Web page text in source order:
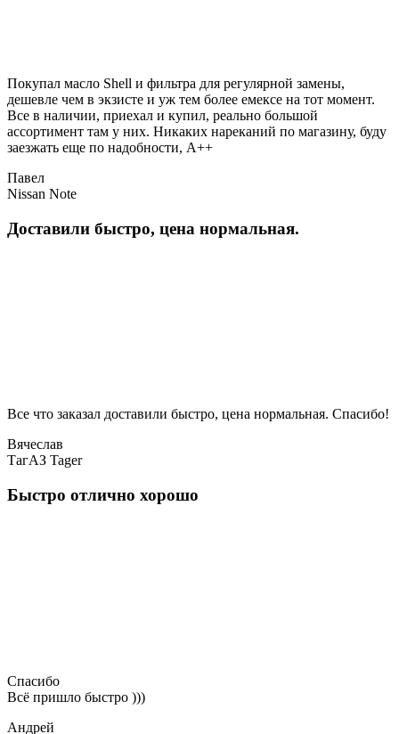
Покупал масло Shell и фильтра для регулярной замены,
дешевле чем в экзисте и уж тем более емексе на тот момент.
Все в наличии, приехал и купил, реально большой
ассортимент там у них. Никаких нареканий по магазину, буду
заезжать еще по надобности, A++
Павел
Nissan Note
Доставили быстро, цена нормальная.
Все что заказал доставили быстро, цена нормальная. Спасибо!
Вячеслав
ТагАЗ Tager
Быстро отлично хорошо
Спасибо
Всё пришло быстро )))
Андрей